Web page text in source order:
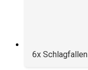
6x Schlagfallen